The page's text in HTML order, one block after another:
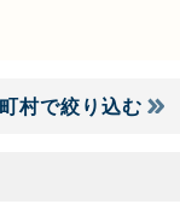
村で絞り込む